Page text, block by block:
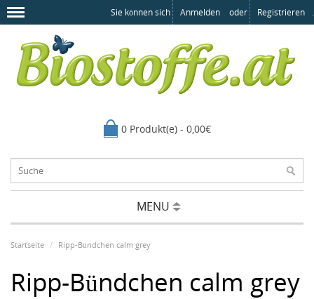
Sie können sich Anmelden oder Registrieren .
0 Produkt(e) - 0,00€
MENU
Startseite Ripp-Bündchen calm grey
Ripp-Bündchen calm grey